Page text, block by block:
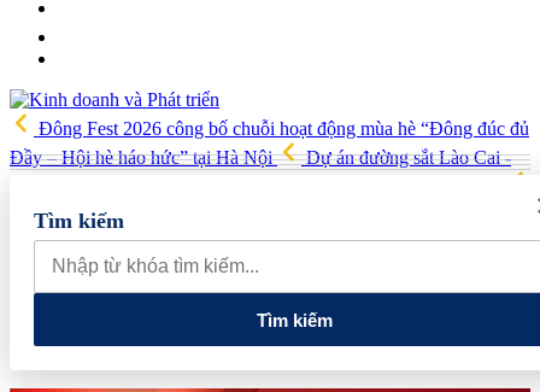
Đông Fest 2026 công bố chuỗi hoạt động mùa hè “Đông đúc đủ
Đầy – Hội hè háo hức” tại Hà Nội
Dự án đường sắt Lào Cai -
ITE HCMC 2026 mở rộng cơ hội kết nối quốc tế cho doanh nghiệp
du lịch
Thủ tướng: Xây dựng một không gian mạng an toàn, tin
cậy và nhân văn
Giá vàng hôm nay 6/8: Trong nước và thế giới
cùng tăng
Tìm kiếm
Tìm kiếm